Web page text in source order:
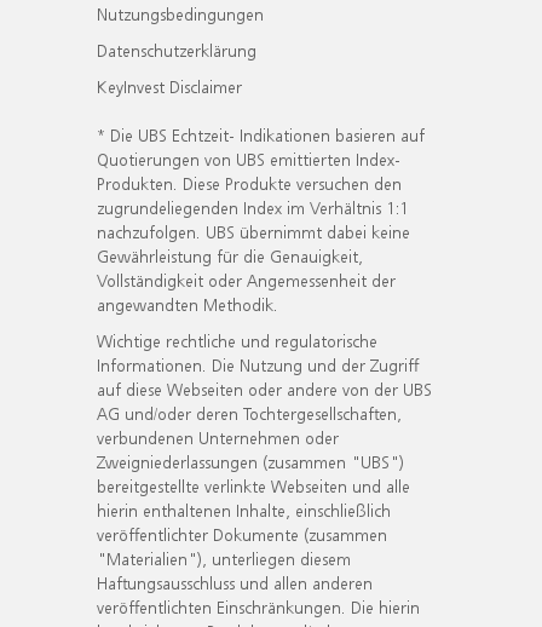
Nutzungsbedingungen
Datenschutzerklärung
KeyInvest Disclaimer
* Die UBS Echtzeit- Indikationen basieren auf
Quotierungen von UBS emittierten Index-
Produkten. Diese Produkte versuchen den
zugrundeliegenden Index im Verhältnis 1:1
nachzufolgen. UBS übernimmt dabei keine
Gewährleistung für die Genauigkeit,
Vollständigkeit oder Angemessenheit der
angewandten Methodik.
Wichtige rechtliche und regulatorische
Informationen. Die Nutzung und der Zugriff
auf diese Webseiten oder andere von der UBS
AG und/oder deren Tochtergesellschaften,
verbundenen Unternehmen oder
Zweigniederlassungen (zusammen "UBS")
bereitgestellte verlinkte Webseiten und alle
hierin enthaltenen Inhalte, einschließlich
veröffentlichter Dokumente (zusammen
"Materialien"), unterliegen diesem
Haftungsausschluss und allen anderen
veröffentlichten Einschränkungen. Die hierin